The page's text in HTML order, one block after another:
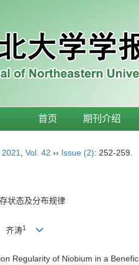
首页 期刊介绍
2021 Vol. 42 ›› Issue (2): 252-259.
状态及分布规律
齐涛1
Regularity of Niobium in a